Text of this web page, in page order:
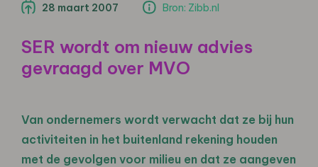
28 maart 2007 Bron: Zibb.nl
SER wordt om nieuw advies
gevraagd over MVO
Van ondernemers wordt verwacht dat ze bij hun
activiteiten in het buitenland rekening houden
met de gevolgen voor milieu en dat ze aangeven